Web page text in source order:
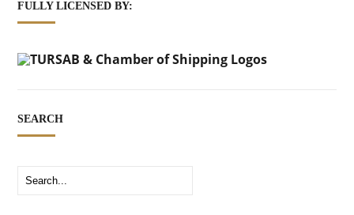
FULLY LICENSED BY:
SEARCH